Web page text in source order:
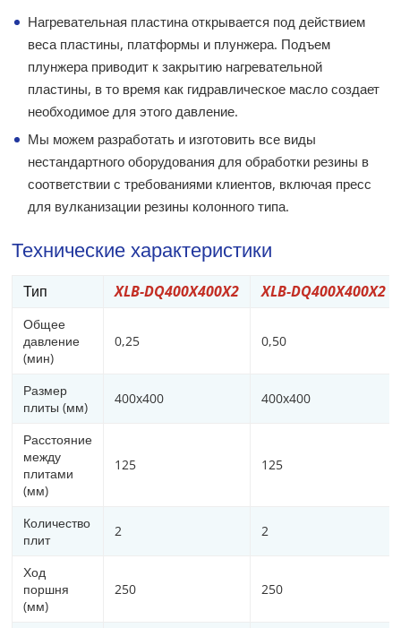
Нагревательная пластина открывается под действием
веса пластины, платформы и плунжера. Подъем
плунжера приводит к закрытию нагревательной
пластины, в то время как гидравлическое масло создает
необходимое для этого давление.
Мы можем разработать и изготовить все виды
нестандартного оборудования для обработки резины в
соответствии с требованиями клиентов, включая пресс
для вулканизации резины колонного типа.
Технические характеристики
Тип XLB-DQ400X400X2 XLB-DQ400X400X2
Общее
давление
(мин)
0,25 0,50
Размер
плиты (мм)
400x400 400x400
Расстояние
между
плитами
(мм)
125 125
Количество
плит
2 2
Ход
поршня
(мм)
250 250